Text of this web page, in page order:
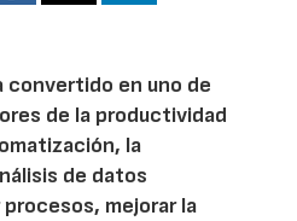
convertido en uno de
de la productividad
la
de datos
mejorar la